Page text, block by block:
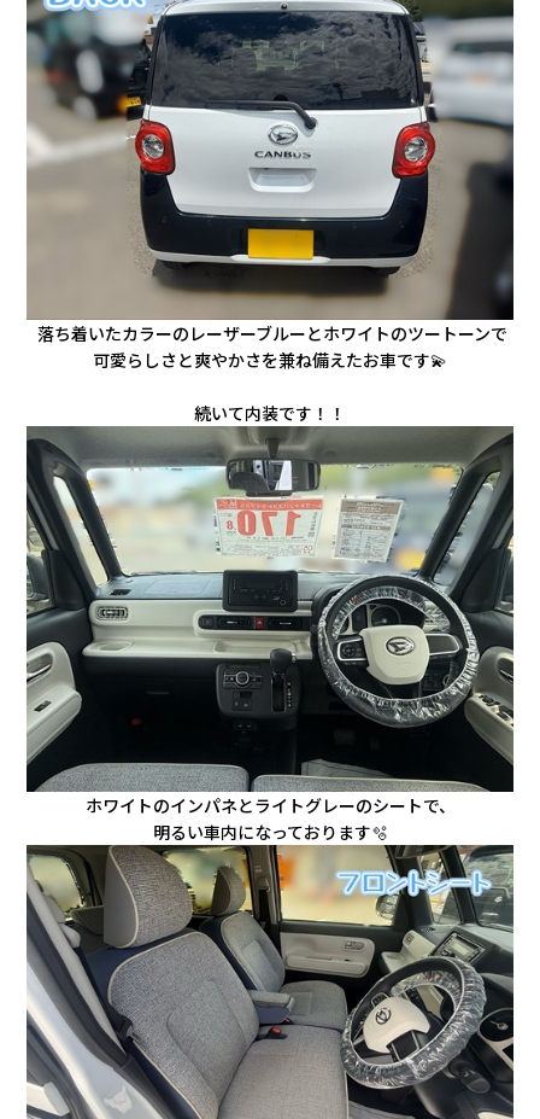
落ち着いたカラーのレーザーブルーとホワイトのツートーンで
可愛らしさと爽やかさを兼ね備えたお車です💫
続いて内装です！！
ホワイトのインパネとライトグレーのシートで、
明るい車内になっております🫧